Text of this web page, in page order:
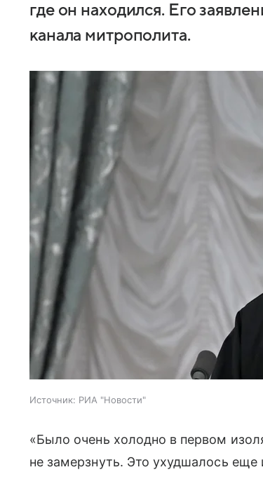
где он находился. Его
канала митрополита.
Источник: РИА "Новости"
«Было очень холодно в первом
не замерзнуть. Это ухудшалось еще